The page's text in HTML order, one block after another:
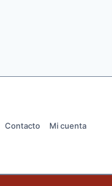
Contacto Mi cuenta